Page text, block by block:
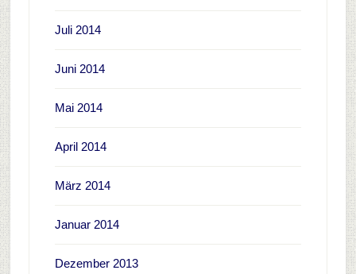
Juli 2014
Juni 2014
Mai 2014
April 2014
März 2014
Januar 2014
Dezember 2013